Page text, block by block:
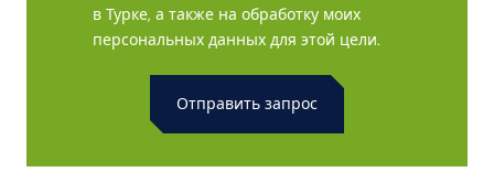
в Турке, а также на обработку моих
персональных данных для этой цели.